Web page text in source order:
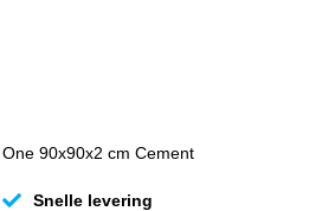
One 90x90x2 cm Cement
Snelle levering